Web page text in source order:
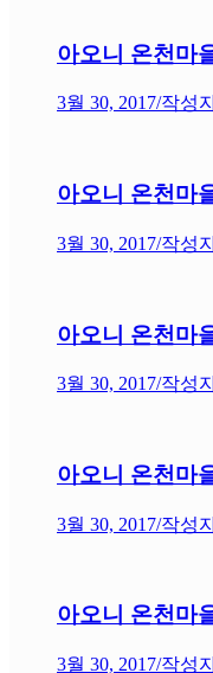
아오니 온천마
3월 30, 2017/작성
아오니 온천마
3월 30, 2017/작성
아오니 온천마
3월 30, 2017/작성
아오니 온천마
3월 30, 2017/작성
아오니 온천마
3월 30, 2017/작성